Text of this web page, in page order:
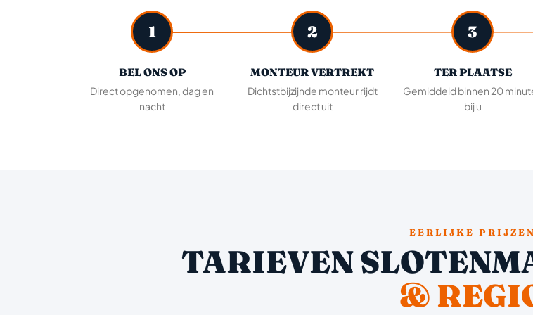
1
BEL ONS OP
Direct opgenomen, dag en
nacht
2
MONTEUR VERTREKT
Dichtstbijzijnde monteur rijdt
direct uit
3
TER PLAATSE
Gemiddeld binnen 20
bij u
EERLIJKE PRIJZEN
TARIEVEN
&